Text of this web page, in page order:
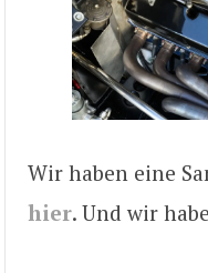
Wir haben eine
hier. Und wir